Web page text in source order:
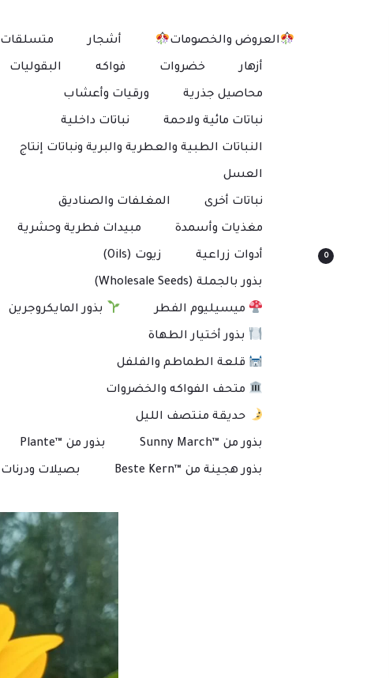
0
العروض والخصومات أشجار متسلقات
أزهار خضروات فواكه البقوليات
محاصيل جذرية ورقيات وأعشاب
نباتات مائية ولاحمة نباتات داخلية
النباتات الطبية والعطرية والبرية ونباتات إنتاج
العسل
نباتات أخرى المغلفات والصناديق
مغذيات وأسمدة مبيدات فطرية وحشرية
أدوات زراعية زيوت (Oils)
بذور بالجملة (Wholesale Seeds)
ميسيليوم الفطر بذور المايكروجرين
بذور أختيار الطهاة
قلعة الطماطم والفلفل
متحف الفواكه والخضروات
حديقة منتصف الليل
بذور من ™Sunny March بذور من ™Plante
بذور هجينة من ™Beste Kern بصيلات ودرنات